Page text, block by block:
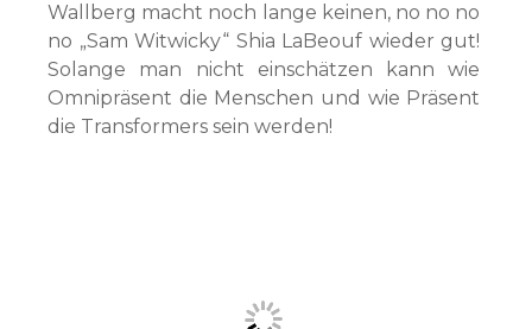
Wallberg macht noch lange keinen, no no no
no „Sam Witwicky“ Shia LaBeouf wieder gut!
Solange man nicht einschätzen kann wie
Omnipräsent die Menschen und wie Präsent
die Transformers sein werden!